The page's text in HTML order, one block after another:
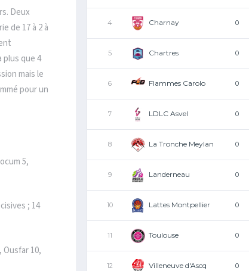
Deux
de 17 à 2 à
plus que 4
mais le
pour un
5,
; 14
Ousfar 10,
4 Charnay 0
5 Chartres 0
6 Flammes Carolo 0
7 LDLC Asvel 0
8 La Tronche Meylan 0
9 Landerneau 0
10 Lattes Montpellier 0
11 Toulouse 0
12 Villeneuve d'Ascq 0